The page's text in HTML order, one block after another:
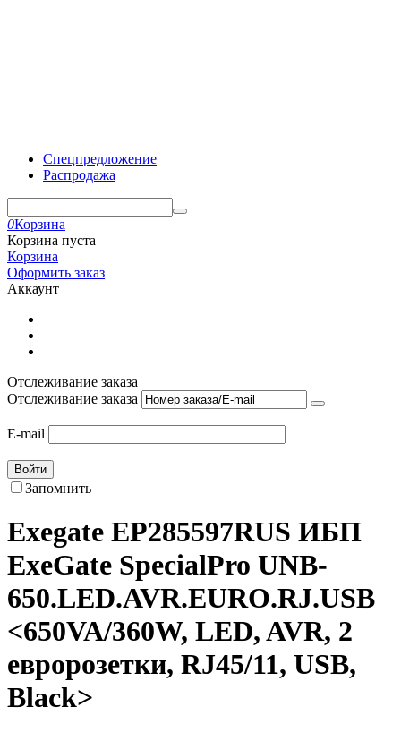
Спецпредложение
Распродажа
0Корзина
Корзина пуста
Корзина
Оформить заказ
Аккаунт
Отслеживание заказа
Отслеживание заказа
E-mail
Войти
Запомнить
Exegate EP285597RUS ИБП
ExeGate SpecialPro UNB-
650.LED.AVR.EURO.RJ.USB
<650VA/360W, LED, AVR, 2
евророзетки, RJ45/11, USB,
Black>